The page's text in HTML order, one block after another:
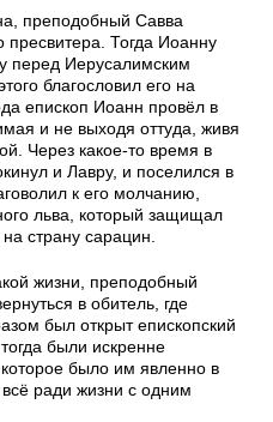
преподобный Савва
пресвитера. Тогда Иоанну
перед Иерусалимским
благословил его на
епископ Иоанн провёл в
и не выходя оттуда, живя
Через какое-то время в
и Лавру, и поселился в
к его молчанию,
льва, который защищал
страну сарацин.
жизни, преподобный
в обитель, где
был открыт епископский
были искренне
было им явленно в
ради жизни с одним